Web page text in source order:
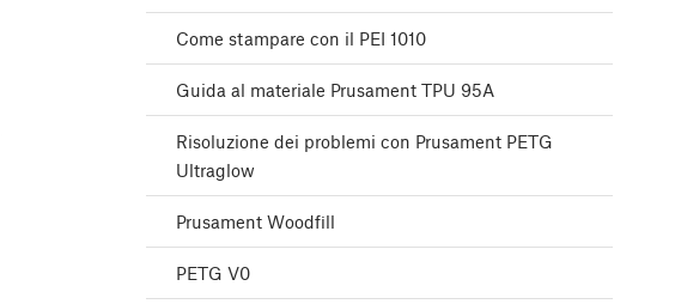
Come stampare con il PEI 1010
Guida al materiale Prusament TPU 95A
Risoluzione dei problemi con Prusament PETG
Ultraglow
Prusament Woodfill
PETG V0